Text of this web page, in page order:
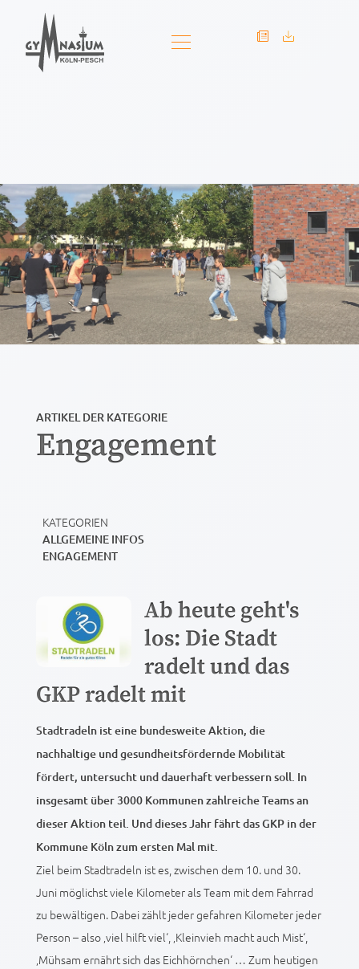
ARTIKEL DER KATEGORIE
Engagement
KATEGORIEN
ALLGEMEINE INFOS
ENGAGEMENT
Ab heute geht's
los: Die Stadt
radelt und das
GKP radelt mit
Stadtradeln ist eine bundesweite Aktion, die
nachhaltige und gesundheitsfördernde Mobilität
fördert, untersucht und dauerhaft verbessern soll. In
insgesamt über 3000 Kommunen zahlreiche Teams an
dieser Aktion teil. Und dieses Jahr fährt das GKP in der
Kommune Köln zum ersten Mal mit.
Ziel beim Stadtradeln ist es, zwischen dem 10. und 30.
Juni möglichst viele Kilometer als Team mit dem Fahrrad
zu bewältigen. Dabei zählt jeder gefahren Kilometer jeder
Person – also ‚viel hilft viel‘, ‚Kleinvieh macht auch Mist‘,
‚Mühsam ernährt sich das Eichhörnchen‘ … Zum heutigen